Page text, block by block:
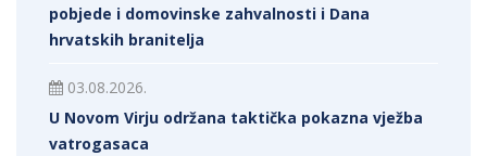
pobjede i domovinske zahvalnosti i Dana
hrvatskih branitelja
03.08.2026.
U Novom Virju održana taktička pokazna vježba
vatrogasaca